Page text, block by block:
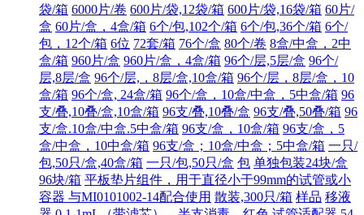
袋/箱 6000片/卷 600片/袋,12袋/箱 600片/袋,16袋/箱 60片/
盒 60片/盒，4盒/箱 6个/包,102个/箱 6个/包,36个/箱 6个/
包，12个/箱 6位 72套/箱 76个/盒 80个/卷 8盒/中盒，2中
盒/箱 960片/盒 960片/盒，4盒/箱 96个/层,5层/盒 96个/
层,8层/盒 96个/层,，8层/盒,10盒/箱 96个/层，8层/盒，10
盒/箱 96个/盒, 24盒/箱 96个/盒，10盒/中盒，5中盒/箱 96
支/叠,10叠/盒,10盒/箱 96支/叠,10叠/盒 96支/叠,50叠/箱 96
支/盒.10盒/中盒.5中盒/箱 96支/盒，10盒/箱 96支/盒，5
盒/中盒，10中盒/箱 96支/盒；10盒/中盒；5中盒/箱 一只/
包,50只/盒,40盒/箱 一只/包,50只/盒 包 单独包装24块/盒
96块/箱 平板垫片组件，用于直径小于99mm的试管或小
容器 与MI0101002-14配合使用 散装,300只/箱 样品 移液